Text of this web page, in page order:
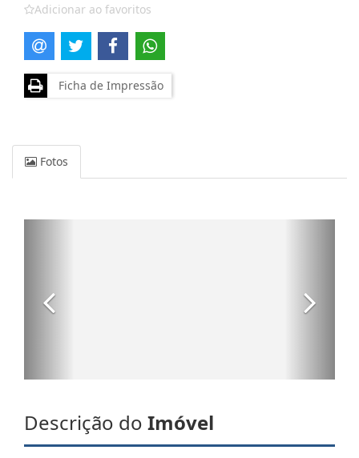
Adicionar ao favoritos
Ficha de Impressão
Fotos
Descrição do Imóvel